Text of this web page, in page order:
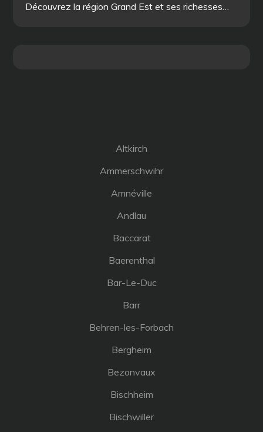
Découvrez la région Grand Est et ses richesses…
Altkirch
Ammerschwihr
Amnéville
Andlau
Baccarat
Baerenthal
Bar-Le-Duc
Barr
Behren-les-Forbach
Bergheim
Bezonvaux
Bischheim
Bischwiller